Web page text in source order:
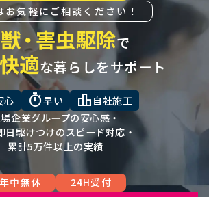
お気軽にご相談ください！
・害虫駆除で
快適な暮らしをサポート
心 timer早い leaderboard 自社施工
場企業グループの安心感・
日駆けつけのスピード対応・
累計5万件以上の実績
年中無休
24H受付